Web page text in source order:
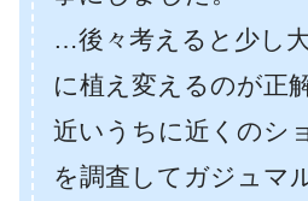
…後々考えると少し
に植え変えるのが正
近いうちに近くのシ
を調査してガジュマ